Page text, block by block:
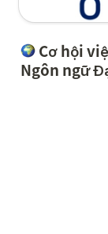
Cơ hội
Ngôn ngữ